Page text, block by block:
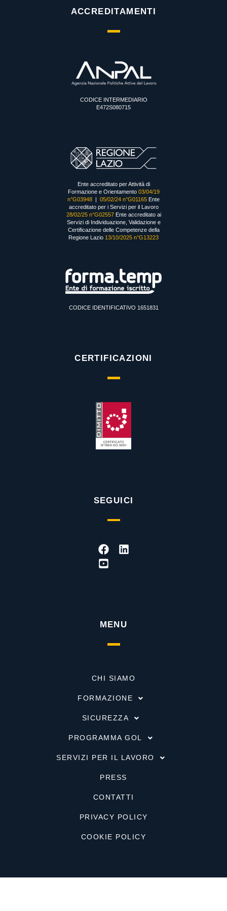
ACCREDITAMENTI
CODICE INTERMEDIARIO
E472S080715
Ente accreditato per Attività di
Formazione e Orientamento 03/04/19
n°G03948 | 05/02/24 n°G01165 Ente
accreditato per i Servizi per il Lavoro
28/02/25 n°G02557Ente accreditato ai
Servizi di Individuazione, Validazione e
Certificazione delle Competenze della
Regione Lazio 13/10/2025 n°G13223
CODICE IDENTIFICATIVO 1651831
CERTIFICAZIONI
SEGUICI
Facebook
Linkedin
Youtube-
square
MENU
CHI SIAMO
FORMAZIONE
SICUREZZA
PROGRAMMA GOL
SERVIZI PER IL LAVORO
PRESS
CONTATTI
PRIVACY POLICY
COOKIE POLICY